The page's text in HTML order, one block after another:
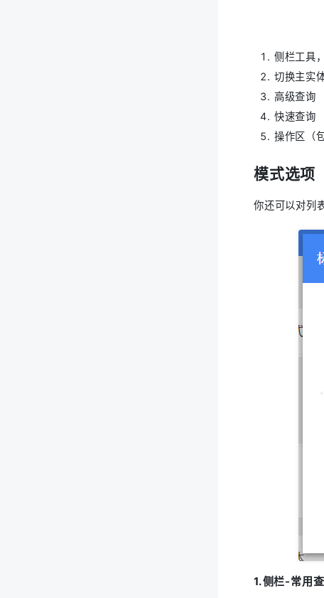
切换主实
操作区（
你还可以对